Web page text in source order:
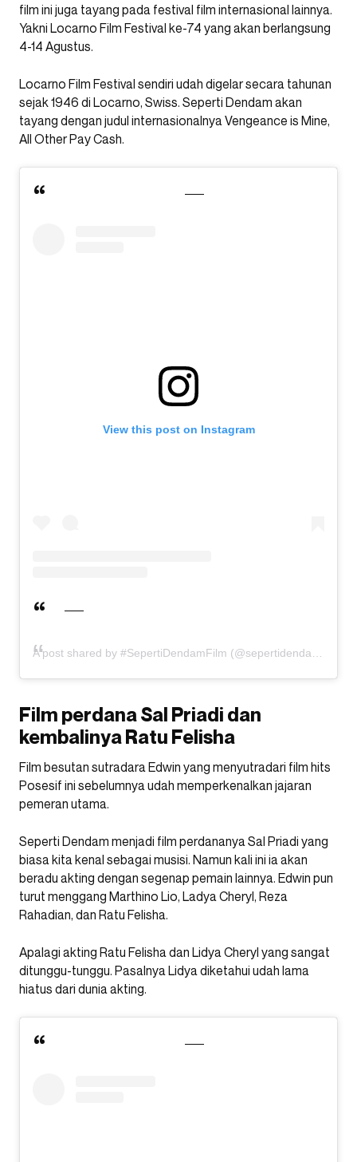
film ini juga tayang pada festival film internasional lainnya.
Yakni Locarno Film Festival ke-74 yang akan berlangsung
4-14 Agustus.
Locarno Film Festival sendiri udah digelar secara tahunan
sejak 1946 di Locarno, Swiss. Seperti Dendam akan
tayang dengan judul internasionalnya Vengeance is Mine,
All Other Pay Cash.
View this post on Instagram
A post shared by #SepertiDendamFilm (@sepertidendamfilm)
Film perdana Sal Priadi dan
kembalinya Ratu Felisha
Film besutan sutradara Edwin yang menyutradari film hits
Posesif ini sebelumnya udah memperkenalkan jajaran
pemeran utama.
Seperti Dendam menjadi film perdananya Sal Priadi yang
biasa kita kenal sebagai musisi. Namun kali ini ia akan
beradu akting dengan segenap pemain lainnya. Edwin pun
turut menggang Marthino Lio, Ladya Cheryl, Reza
Rahadian, dan Ratu Felisha.
Apalagi akting Ratu Felisha dan Lidya Cheryl yang sangat
ditunggu-tunggu. Pasalnya Lidya diketahui udah lama
hiatus dari dunia akting.